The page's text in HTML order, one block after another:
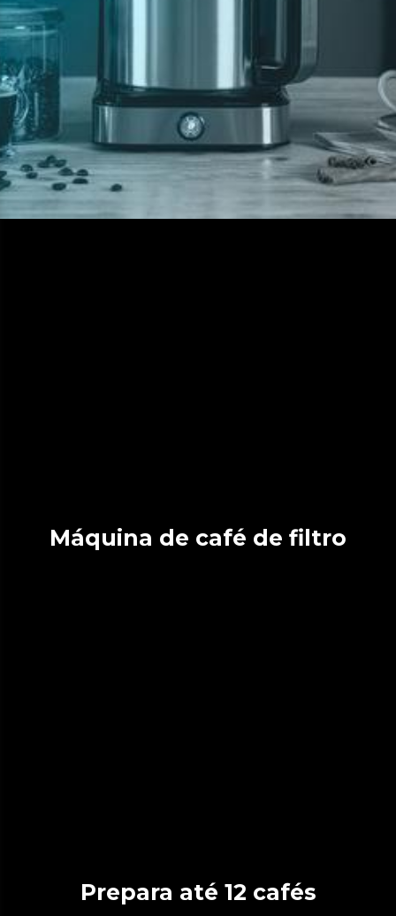
Máquina de café de filtro
Prepara até 12 cafés